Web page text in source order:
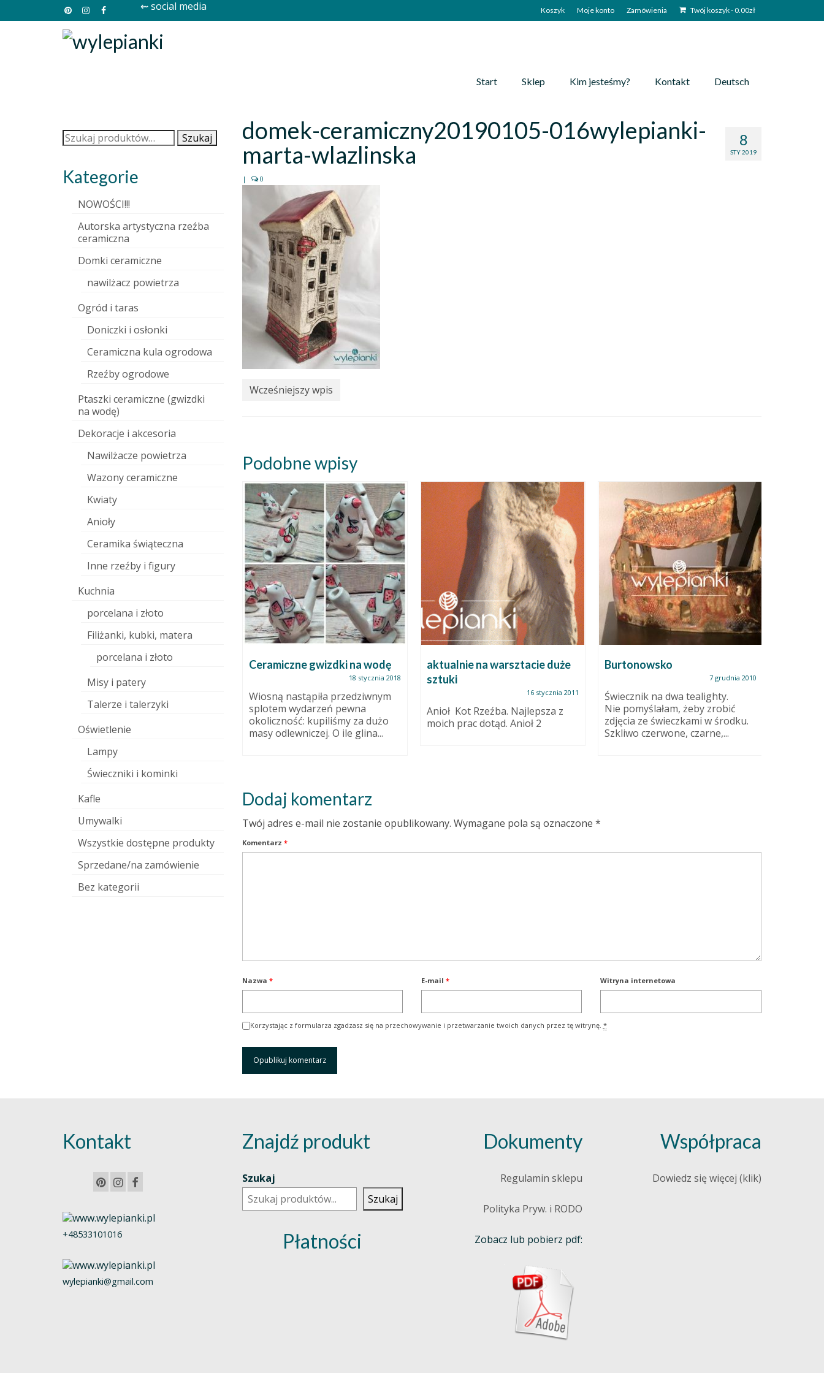
Koszyk Moje konto Zamówienia Twój koszyk-0.00zł
⇜ social media
Start Sklep Kim jesteśmy? Kontakt Deutsch
8
STY 2019
domek-ceramiczny20190105-016wylepianki-
marta-wlazlinska
| 0
Wcześniejszy wpis
Podobne wpisy
ARTeria – artystyczne
wakacje w Nowogardzie!
ARTeria – międzynarodowe
warsztaty artystyczne tętniące
energią Na myśl o tych
warsztatach młodym ludziom
Ceramiczne gwizdki na wodę
18 stycznia 2018
Wiosną nastąpiła przedziwnym
splotem wydarzeń pewna
okoliczność: kupiliśmy za dużo
masy odlewniczej. O ile glina...
aktualnie na warsztacie duże
sztuki
16 stycznia 2011
Anioł Kot Rzeźba. Najlepsza z
moich prac dotąd. Anioł 2
Burtonowsko
7 grudnia 2010
Świecznik na dwa tealighty.
Nie pomyślałam, żeby zrobić
zdjęcia ze świeczkami w środku.
Szkliwo czerwone, czarne,...
Dodaj komentarz
Twój adres e-mail nie zostanie opublikowany. Wymagane pola są oznaczone *
Komentarz *
Nazwa * E-mail * Witryna internetowa
Korzystając z formularza zgadzasz się na przechowywanie i przetwarzanie twoich danych przez tę witrynę. *
Szukaj: Szukaj
Kategorie
NOWOŚCI!!!
Autorska artystyczna rzeźba
ceramiczna
Domki ceramiczne
nawilżacz powietrza
Ogród i taras
Doniczki i osłonki
Ceramiczna kula ogrodowa
Rzeźby ogrodowe
Ptaszki ceramiczne (gwizdki
na wodę)
Dekoracje i akcesoria
Nawilżacze powietrza
Wazony ceramiczne
Kwiaty
Anioły
Ceramika świąteczna
Inne rzeźby i figury
Kuchnia
porcelana i złoto
Filiżanki, kubki, matera
porcelana i złoto
Misy i patery
Talerze i talerzyki
Oświetlenie
Lampy
Świeczniki i kominki
Kafle
Umywalki
Wszystkie dostępne produkty
Sprzedane/na zamówienie
Bez kategorii
Kontakt
+48533101016
wylepianki@gmail.com
Znajdź produkt
Szukaj
Szukaj
Płatności
Dokumenty
Regulamin sklepu
Polityka Pryw. i RODO
Zobacz lub pobierz pdf:
Współpraca
Dowiedz się więcej (klik)